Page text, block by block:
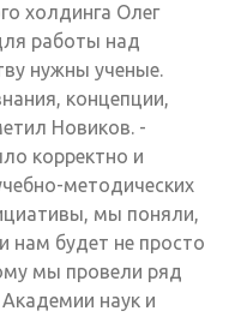
холдинга Олег
работы над
нужны ученые.
концепции,
Новиков. -
корректно и
методических
мы поняли,
нам будет не просто
мы провели ряд
наук и